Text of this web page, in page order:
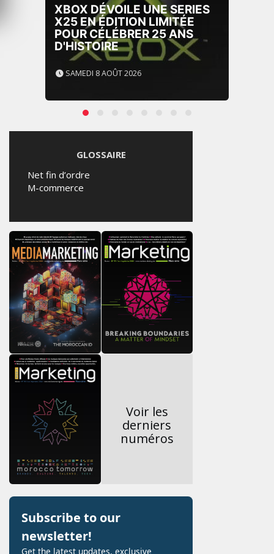
XBOX DÉVOILE UNE SERIES
X25 EN ÉDITION LIMITÉE
POUR CÉLÉBRER 25 ANS
D'HISTOIRE
SAMEDI 8 AOÛT 2026
GLOSSAIRE
Net fin d’ordre
M-commerce
Voir les
derniers
numéros